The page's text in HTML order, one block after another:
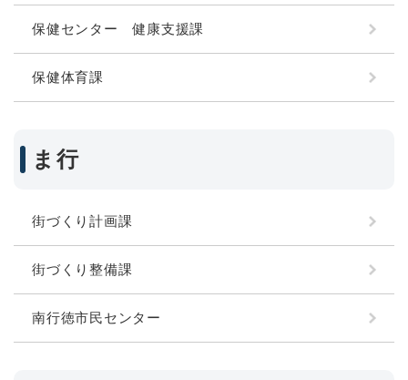
保健センター 健康支援課
保健体育課
ま行
街づくり計画課
街づくり整備課
南行徳市民センター